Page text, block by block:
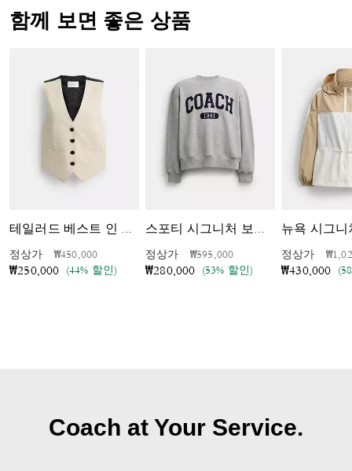
함께 보면 좋은 상품
테일러드 베스트 인 리사이클드 폴리에스터
정상가 가격 인하 전
₩450,000인하됨
₩250,000 (44% 할인)
스포티 시그니처 보이프렌드 크루넥 스웻셔츠
정상가 가격 인하 전
₩595,000인하됨
₩280,000 (53% 할인)
정상가 가격
₩430,000
Coach at Your Service.